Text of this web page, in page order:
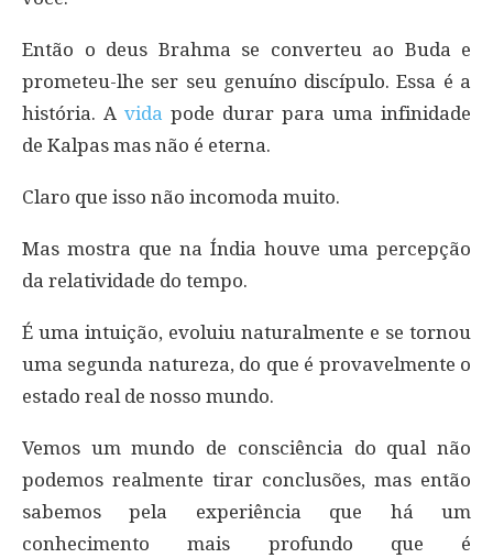
Então o deus Brahma se converteu ao Buda e
prometeu-lhe ser seu genuíno discípulo. Essa é a
história. A vida pode durar para uma infinidade
de Kalpas mas não é eterna.
Claro que isso não incomoda muito.
Mas mostra que na Índia houve uma percepção
da relatividade do tempo.
É uma intuição, evoluiu naturalmente e se tornou
uma segunda natureza, do que é provavelmente o
estado real de nosso mundo.
Vemos um mundo de consciência do qual não
podemos realmente tirar conclusões, mas então
sabemos pela experiência que há um
conhecimento mais profundo que é